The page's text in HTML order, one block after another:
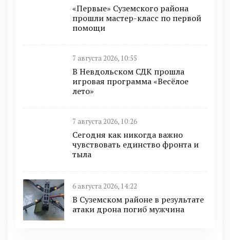
«Первые» Суземского района
прошли мастер-класс по первой
помощи
7 августа 2026, 10:55
В Невдольском СДК прошла
игровая программа «Весёлое
лето»
7 августа 2026, 10:26
Сегодня как никогда важно
чувствовать единство фронта и
тыла
6 августа 2026, 14:22
В Суземском районе в результате
атаки дрона погиб мужчина